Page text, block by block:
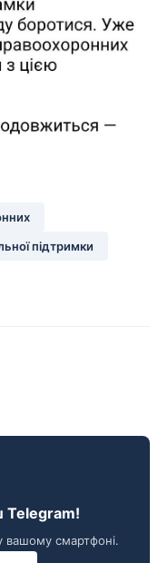
підтримки
Telegram!
вашому смартфоні.